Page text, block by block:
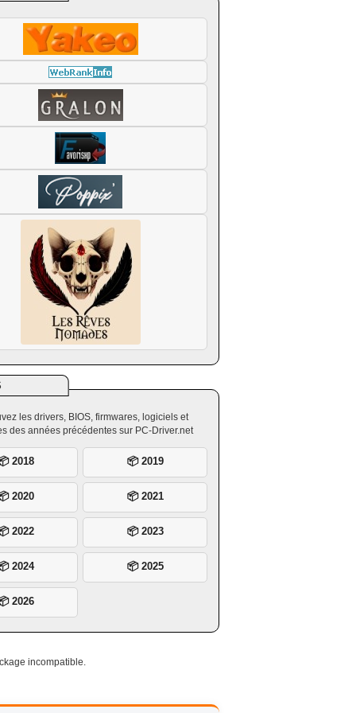
les drivers, BIOS, firmwares, logiciels et
des années précédentes sur PC-Driver.net
2018 📦 2019
2020 📦 2021
2022 📦 2023
2024 📦 2025
2026
incompatible.